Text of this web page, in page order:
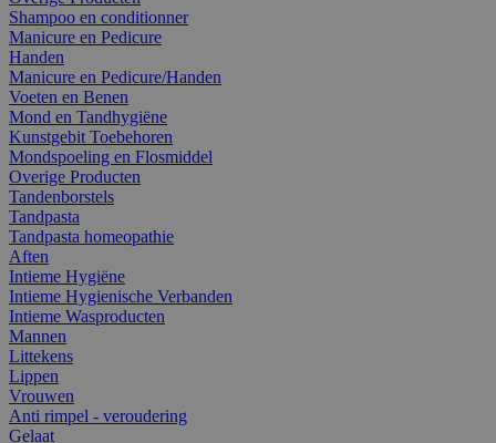
Shampoo en conditionner
Manicure en Pedicure
Handen
Manicure en Pedicure/Handen
Voeten en Benen
Mond en Tandhygiëne
Kunstgebit Toebehoren
Mondspoeling en Flosmiddel
Overige Producten
Tandenborstels
Tandpasta
Tandpasta homeopathie
Aften
Intieme Hygiëne
Intieme Hygienische Verbanden
Intieme Wasproducten
Mannen
Littekens
Lippen
Vrouwen
Anti rimpel - veroudering
Gelaat